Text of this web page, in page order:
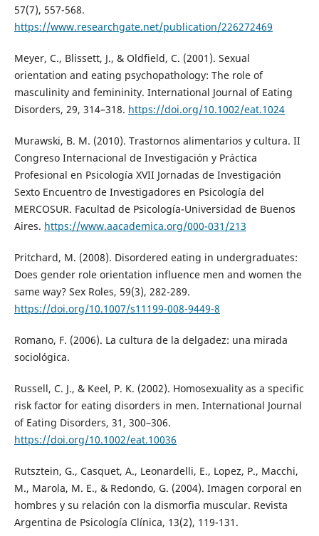
57(7), 557-568.
https://www.researchgate.net/publication/226272469
Meyer, C., Blissett, J., & Oldfield, C. (2001). Sexual
orientation and eating psychopathology: The role of
masculinity and femininity. International Journal of Eating
Disorders, 29, 314–318. https://doi.org/10.1002/eat.1024
Murawski, B. M. (2010). Trastornos alimentarios y cultura. II
Congreso Internacional de Investigación y Práctica
Profesional en Psicología XVII Jornadas de Investigación
Sexto Encuentro de Investigadores en Psicología del
MERCOSUR. Facultad de Psicología-Universidad de Buenos
Aires. https://www.aacademica.org/000-031/213
Pritchard, M. (2008). Disordered eating in undergraduates:
Does gender role orientation influence men and women the
same way? Sex Roles, 59(3), 282-289.
https://doi.org/10.1007/s11199-008-9449-8
Romano, F. (2006). La cultura de la delgadez: una mirada
sociológica.
Russell, C. J., & Keel, P. K. (2002). Homosexuality as a specific
risk factor for eating disorders in men. International Journal
of Eating Disorders, 31, 300–306.
https://doi.org/10.1002/eat.10036
Rutsztein, G., Casquet, A., Leonardelli, E., Lopez, P., Macchi,
M., Marola, M. E., & Redondo, G. (2004). Imagen corporal en
hombres y su relación con la dismorfia muscular. Revista
Argentina de Psicología Clínica, 13(2), 119-131.